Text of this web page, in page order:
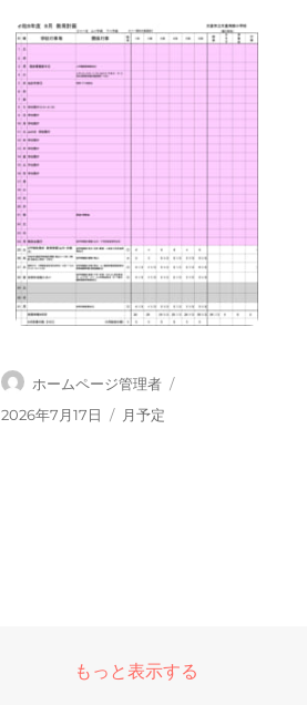
投
稿
ホームページ管理者
投
2026年7月17日
カ
月予定
“新着順一覧” を
もっと表示する